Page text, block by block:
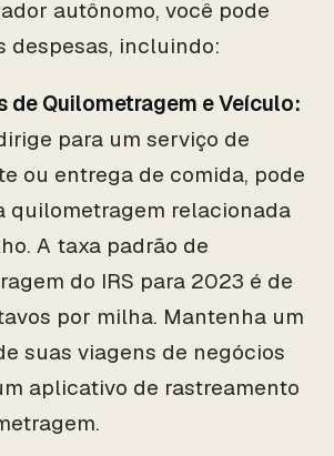
autônomo, você pode
despesas, incluindo:
de Quilometragem e Veículo:
para um serviço de
ou entrega de comida, pode
quilometragem relacionada
A taxa padrão de
do IRS para 2023 é de
por milha. Mantenha um
suas viagens de negócios
aplicativo de rastreamento